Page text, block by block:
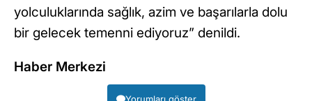
yolculuklarında sağlık, azim ve başarılarla dolu
bir gelecek temenni ediyoruz” denildi.
Haber Merkezi